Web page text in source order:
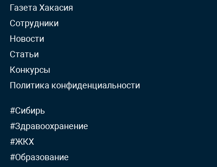
Газета Хакасия
Сотрудники
Новости
Статьи
Конкурсы
Политика конфиденциальности
#Сибирь
#Здравоохранение
#ЖКХ
#Образование